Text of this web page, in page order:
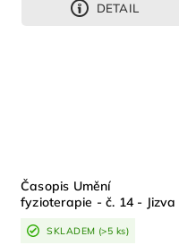
DETAIL
Časopis Umění
fyzioterapie - č. 14 - Jizva
SKLADEM (>5 ks)